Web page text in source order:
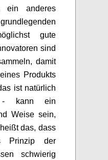
ein anderes
gute
sind
damit
Produkts
ist natürlich
- kann ein
Weise sein,
das, dass
Prinzip der
schwierig